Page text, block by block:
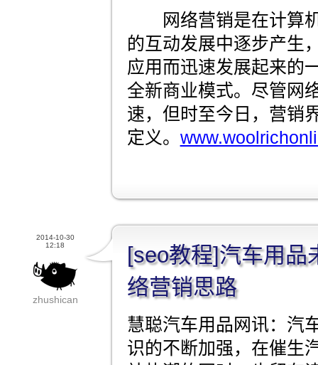
网络营销是在计算机
的互动发展中逐步产生
应用而迅速发展起来的
全新商业模式。尽管网
速，但时至今日，营销
定义。
2014-10-30
12:18
zhushican
[seo教程]汽车用品
络营销思路
慧聪汽车用品网讯：汽
识的不断加强，在催生